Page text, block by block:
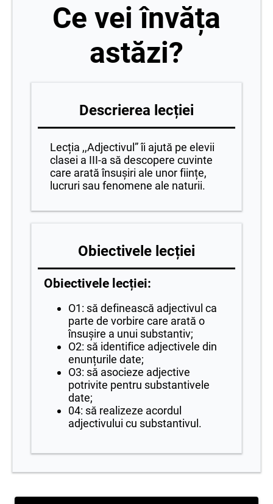
Ce vei învăța
astăzi?
Descrierea lecției
Lecția ,,Adjectivul” îi ajută pe elevii
clasei a III-a să descopere cuvinte
care arată însușiri ale unor ființe,
lucruri sau fenomene ale naturii.
Obiectivele lecției
Obiectivele lecției:
O1: să definească adjectivul ca
parte de vorbire care arată o
însușire a unui substantiv;
O2: să identifice adjectivele din
enunțurile date;
O3: să asocieze adjective
potrivite pentru substantivele
date;
04: să realizeze acordul
adjectivului cu substantivul.